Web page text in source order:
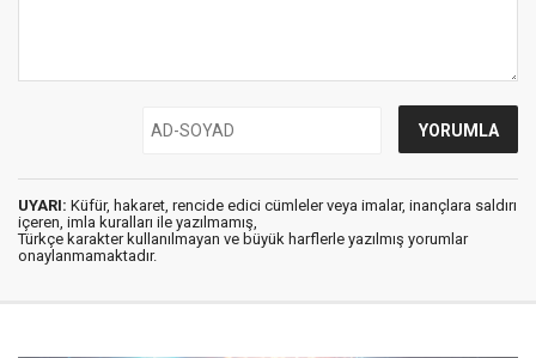
UYARI: Küfür, hakaret, rencide edici cümleler veya imalar, inançlara saldırı
içeren, imla kuralları ile yazılmamış,
Türkçe karakter kullanılmayan ve büyük harflerle yazılmış yorumlar
onaylanmamaktadır.